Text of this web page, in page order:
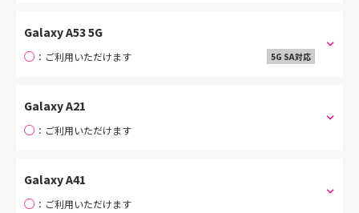
Galaxy A53 5G
○ ：ご利用いただけます 5G SA対応
Galaxy A21
○ ：ご利用いただけます
Galaxy A41
○ ：ご利用いただけます